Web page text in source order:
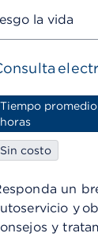
la vida
Tiempo
horas
Sin costo
un
y
y